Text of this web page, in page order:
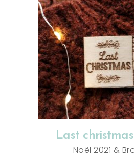
AJOUTER AU
Last
Noël 2021 &